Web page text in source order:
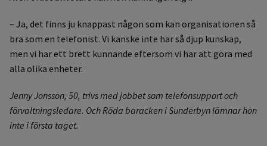
– Ja, det finns ju knappast någon som kan organisationen så
bra som en telefonist. Vi kanske inte har så djup kunskap,
men vi har ett brett kunnande eftersom vi har att göra med
alla olika enheter.
Jenny Jonsson, 50, trivs med jobbet som telefonsupport och
förvaltningsledare. Och Röda baracken i Sunderbyn lämnar hon
inte i första taget.